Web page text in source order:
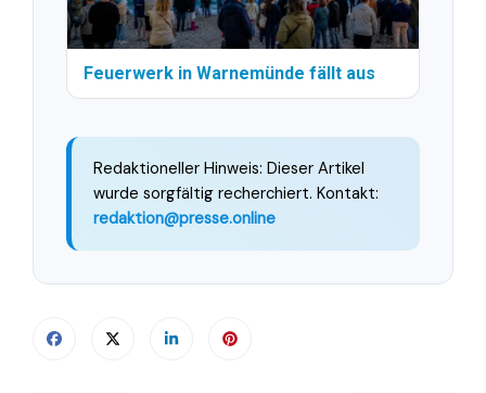
Feuerwerk in Warnemünde fällt aus
Redaktioneller Hinweis: Dieser Artikel
wurde sorgfältig recherchiert. Kontakt:
redaktion@presse.online